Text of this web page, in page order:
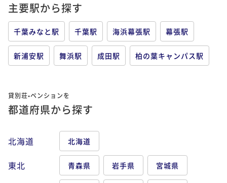
主要駅から探す
千葉みなと駅 千葉駅 海浜幕張駅 幕張駅
新浦安駅 舞浜駅 成田駅 柏の葉キャンパス駅
貸別荘•ペンションを
都道府県から探す
北海道 北海道
東北 青森県 岩手県 宮城県